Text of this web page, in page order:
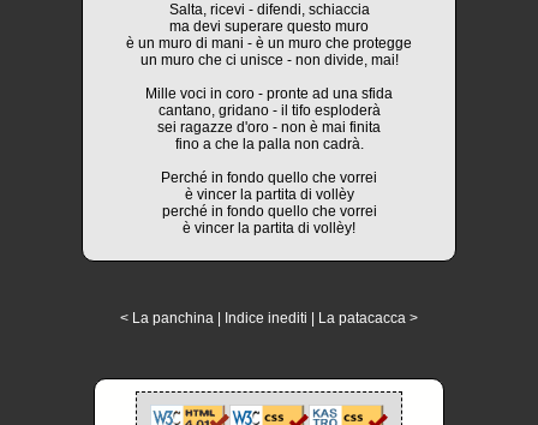
Salta, ricevi - difendi, schiaccia
ma devi superare questo muro
è un muro di mani - è un muro che protegge
un muro che ci unisce - non divide, mai!
Mille voci in coro - pronte ad una sfida
cantano, gridano - il tifo esploderà
sei ragazze d'oro - non è mai finita
fino a che la palla non cadrà.
Perché in fondo quello che vorrei
è vincer la partita di vollèy
perché in fondo quello che vorrei
è vincer la partita di vollèy!
< La panchina Indice inediti La patacacca >